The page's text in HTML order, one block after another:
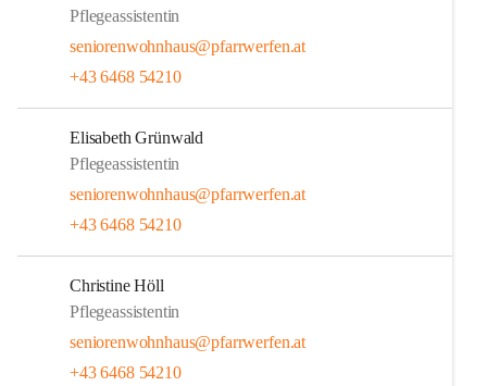
Pflegeassistentin
seniorenwohnhaus@pfarrwerfen.at
+43 6468 54210
Elisabeth Grünwald
Pflegeassistentin
seniorenwohnhaus@pfarrwerfen.at
+43 6468 54210
Christine Höll
Pflegeassistentin
seniorenwohnhaus@pfarrwerfen.at
+43 6468 54210